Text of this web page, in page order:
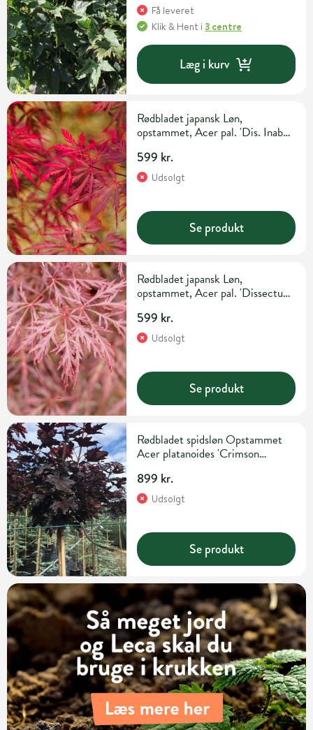
Få leveret
Klik & Hent i3 centre
Læg i kurv
Rødbladet japansk Løn,
opstammet, Acer pal. 'Dis. Inaba
599 kr.
Udsolgt
Se produkt
Rødbladet japansk Løn,
opstammet, Acer pal. 'Dissectum
599 kr.
Udsolgt
Se produkt
Rødbladet spidsløn Opstammet
Acer platanoides 'Crimson
899 kr.
Udsolgt
Se produkt